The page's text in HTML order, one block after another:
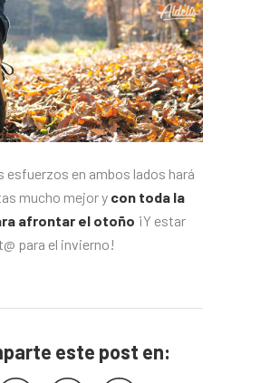
esfuerzos en ambos lados hará
mucho mejor y con toda la
afrontar el otoño ¡Y estar
para el invierno!
este post en: